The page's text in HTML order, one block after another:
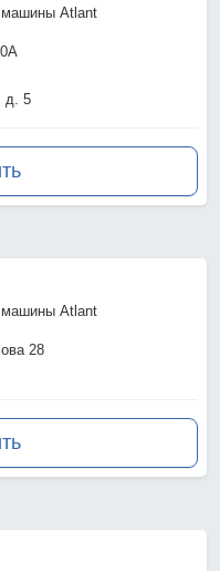
машины Atlant
д. 5
машины Atlant
28